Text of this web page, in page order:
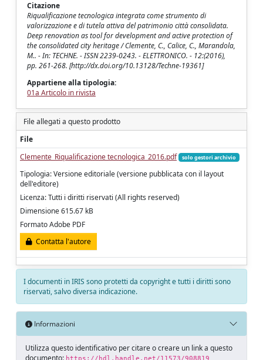
Citazione
Riqualificazione tecnologica integrata come strumento di
valorizzazione e di tutela attiva del patrimonio città consolidata.
Deep renovation as tool for development and active protection of
the consolidated city heritage / Clemente, C., Calice, C., Marandola,
M.. - In: TECHNE. - ISSN 2239-0243. - ELETTRONICO. - 12:(2016),
pp. 261-268. [http://dx.doi.org/10.13128/Techne-19361]
Appartiene alla tipologia:
01a Articolo in rivista
File allegati a questo prodotto
File
Clemente_Riqualificazione tecnologica_2016.pdf
solo gestori archivio
Tipologia: Versione editoriale (versione pubblicata con il layout
dell'editore)
Licenza: Tutti i diritti riservati (All rights reserved)
Dimensione 615.67 kB
Formato Adobe PDF
Contatta l'autore
I documenti in IRIS sono protetti da copyright e tutti i diritti sono
riservati, salvo diversa indicazione.
Informazioni
Utilizza questo identificativo per citare o creare un link a questo
documento: https://hdl.handle.net/11573/908819